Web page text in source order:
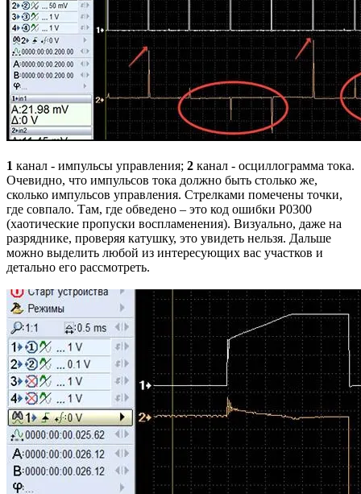
1 канал - импульсы управления; 2 канал - осциллограмма тока.
Очевидно, что импульсов тока должно быть столько же,
сколько импульсов управления. Стрелками помечены точки,
где совпало. Там, где обведено – это код ошибки Р0300
(хаотические пропуски воспламенения). Визуально, даже на
разряднике, проверяя катушку, это увидеть нельзя. Дальше
можно выделить любой из интересующих вас участков и
детально его рассмотреть.